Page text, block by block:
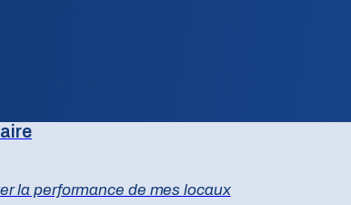
la performance de mes locaux